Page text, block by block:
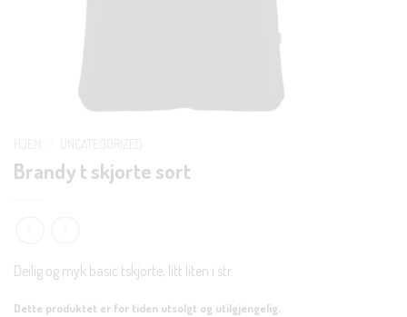
Brandy t skjorte sort
Deilig og myk basic tskjorte, litt liten i str.
Dette produktet er for tiden utsolgt og utilgjengelig.